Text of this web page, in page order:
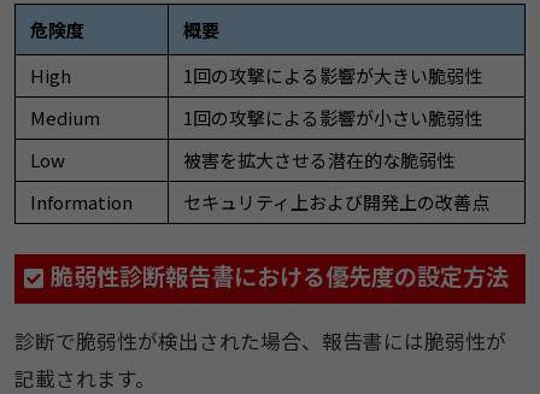
危険度
概要
High
1回の攻撃による影響が大きい脆弱性
Medium
1回の攻撃による影響が小さい脆弱性
Low
被害を拡大させる潜在的な脆弱性
Information
セキュリティ上および開発上の改善点
脆弱性診断報告書における優先度の設定方法
診断で脆弱性が検出された場合、報告書には脆弱性が
記載されます。